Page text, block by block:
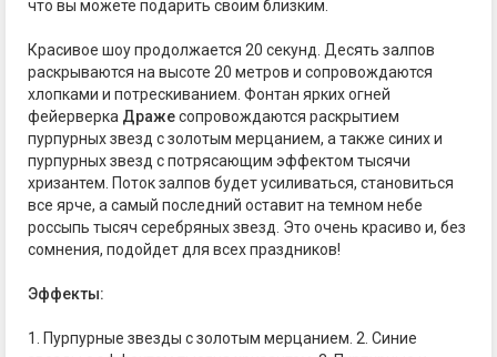
что вы можете подарить своим близким.
Красивое шоу продолжается 20 секунд. Десять залпов
раскрываются на высоте 20 метров и сопровождаются
хлопками и потрескиванием. Фонтан ярких огней
фейерверка Дражесопровождаются раскрытием
пурпурных звезд с золотым мерцанием, а также синих и
пурпурных звезд с потрясающим эффектом тысячи
хризантем. Поток залпов будет усиливаться, становиться
все ярче, а самый последний оставит на темном небе
россыпь тысяч серебряных звезд. Это очень красиво и, без
сомнения, подойдет для всех праздников!
Эффекты:
1. Пурпурные звезды с золотым мерцанием. 2. Синие